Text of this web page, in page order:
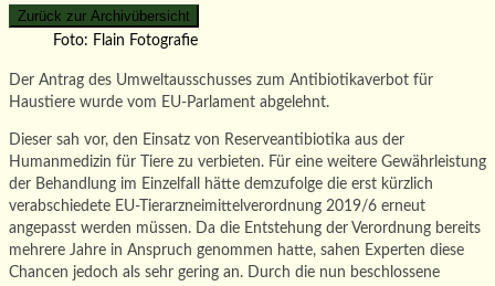
Foto: Flain Fotografie
Der Antrag des Umweltausschusses zum Antibiotikaverbot für
Haustiere wurde vom EU-Parlament abgelehnt.
Dieser sah vor, den Einsatz von Reserveantibiotika aus der
Humanmedizin für Tiere zu verbieten. Für eine weitere Gewährleistung
der Behandlung im Einzelfall hätte demzufolge die erst kürzlich
verabschiedete EU-Tierarzneimittelverordnung 2019/6 erneut
angepasst werden müssen. Da die Entstehung der Verordnung bereits
mehrere Jahre in Anspruch genommen hatte, sahen Experten diese
Chancen jedoch als sehr gering an. Durch die nun beschlossene